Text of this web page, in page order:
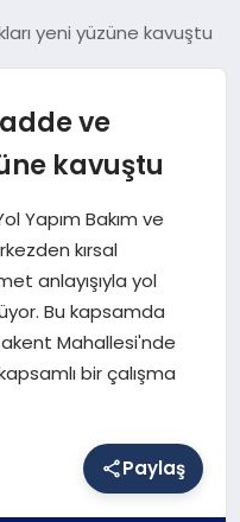
yeni yüzüne kavuştu
ve
kavuştu
Yapım Bakım ve
kırsal
anlayışıyla yol
Bu kapsamda
Mahallesi'nde
bir çalışma
Paylaş